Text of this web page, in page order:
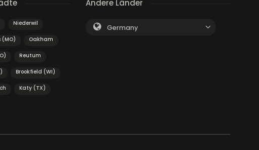
Niederwil
(MO) Oakham
Reutum
Brookfield (WI)
Katy (TX)
Andere Länder
Germany